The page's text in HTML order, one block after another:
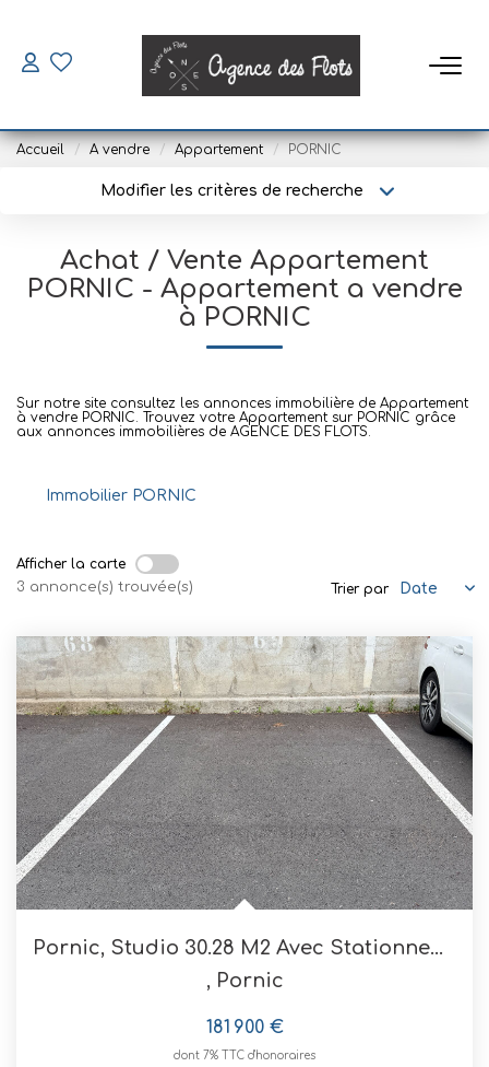
Louer
Mettre En Location
LOUER
Mettre En Location
NOTRE AGENCE
Nous Rejoindre
CONTACT
Accueil A vendre Appartement PORNIC
Modifier les critères de recherche
Sélectionnez...
Type de bien
Surface min
Achat / Vente Appartement
PORNIC - Appartement a vendre
à PORNIC
Sur notre site consultez les annonces immobilière de Appartement
à vendre PORNIC. Trouvez votre Appartement sur PORNIC grâce
aux annonces immobilières de AGENCE DES FLOTS.
Immobilier PORNIC
Afficher la carte
3 annonce(s) trouvée(s)
Trier par
Pornic, Studio 30.28 M2 Avec Stationnement Privatif Et...
, Pornic
181 900 €
dont 7% TTC d'honoraires